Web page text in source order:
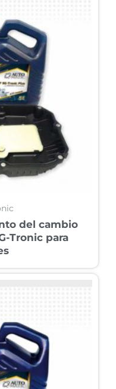
del cambio
Tronic para